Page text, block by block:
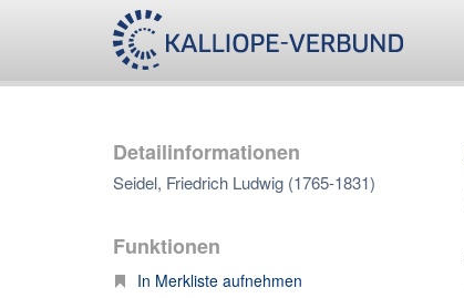
Detailinformationen
Seidel, Friedrich Ludwig (1765-1831)
Funktionen
In Merkliste aufnehmen